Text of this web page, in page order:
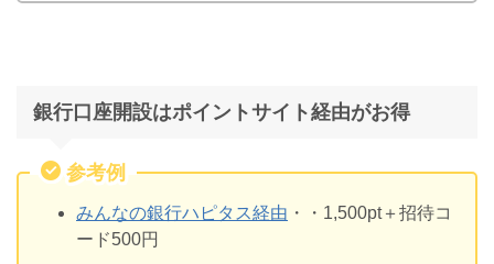
銀行口座開設はポイントサイト経由がお得
参考例
みんなの銀行ハピタス経由 ・・1,500pt＋招待コ
ード500円